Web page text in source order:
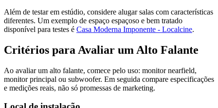
Além de testar em estúdio, considere alugar salas com características
diferentes. Um exemplo de espaço espaçoso e bem tratado
disponível para testes é Casa Moderna Imponente - Localcine.
Critérios para Avaliar um Alto Falante
Ao avaliar um alto falante, comece pelo uso: monitor nearfield,
monitor principal ou subwoofer. Em seguida compare especificações
e medições reais, não só promessas de marketing.